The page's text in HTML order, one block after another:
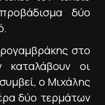
δύο
στο
καταλάβουν οι
ο Μιχάλης
δύο τερμάτων